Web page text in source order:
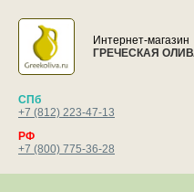
Интернет-магазин
ГРЕЧЕСКАЯ
СПб
+7 (812) 223-47-13
РФ
+7 (800) 775-36-28